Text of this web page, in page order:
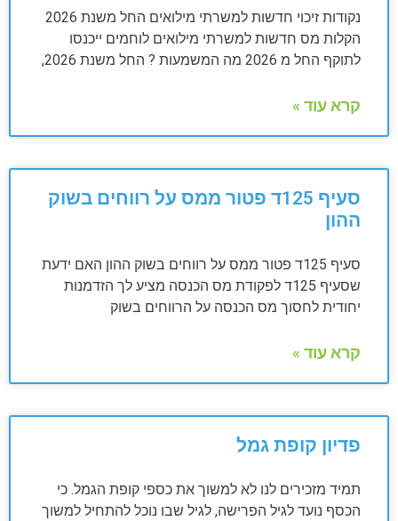
נקודות זיכוי חדשות למשרתי מילואים החל משנת 2026
הקלות מס חדשות למשרתי מילואים לוחמים ייכנסו
לתוקף החל מ 2026 מה המשמעות ? החל משנת 2026,
קרא עוד »
סעיף 125ד פטור ממס על רווחים בשוק
ההון
סעיף 125ד פטור ממס על רווחים בשוק ההון האם ידעת
שסעיף 125ד לפקודת מס הכנסה מציע לך הזדמנות
יחודית לחסוך מס הכנסה על הרווחים בשוק
קרא עוד »
פדיון קופת גמל
תמיד מזכירים לנו לא למשוך את כספי קופת הגמל. כי
הכסף נועד לגיל הפרישה, לגיל שבו נוכל להתחיל למשוך